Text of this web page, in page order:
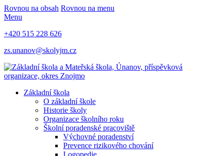
Rovnou na obsah Rovnou na menu
Menu
+420 515 228 626
zs.unanov@skolyjm.cz
Základní škola
O základní škole
Historie školy
Organizace školního roku
Školní poradenské pracoviště
Výchovné poradenství
Prevence rizikového chování
Logopedie